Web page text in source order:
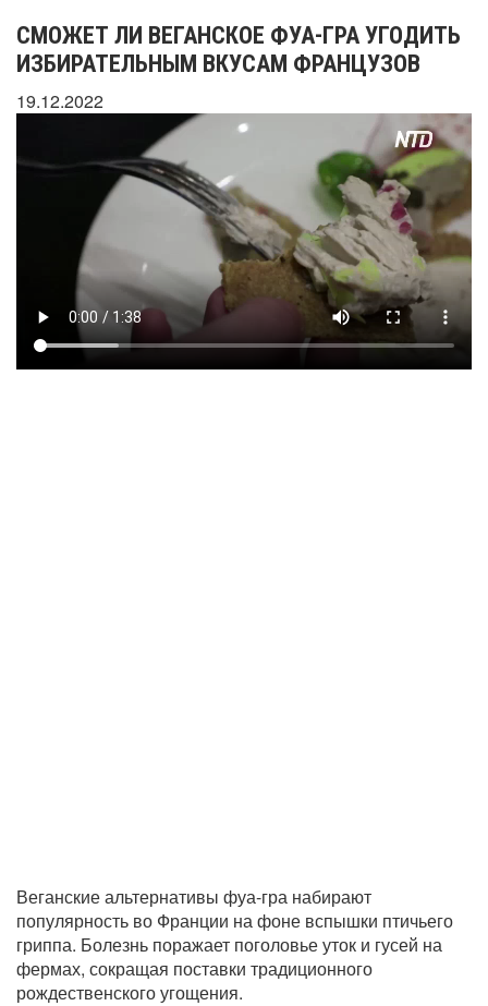
СМОЖЕТ ЛИ ВЕГАНСКОЕ ФУА-ГРА УГОДИТЬ
ИЗБИРАТЕЛЬНЫМ ВКУСАМ ФРАНЦУЗОВ
19.12.2022
Веганские альтернативы фуа-гра набирают
популярность во Франции на фоне вспышки птичьего
гриппа. Болезнь поражает поголовье уток и гусей на
фермах, сокращая поставки традиционного
рождественского угощения.